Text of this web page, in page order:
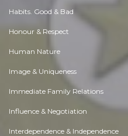
Habits. Good & Bad
Honour & Respect
Human Nature
Image & Uniqueness
Immediate Family Relations
Influence & Negotiation
Interdependence & Independence